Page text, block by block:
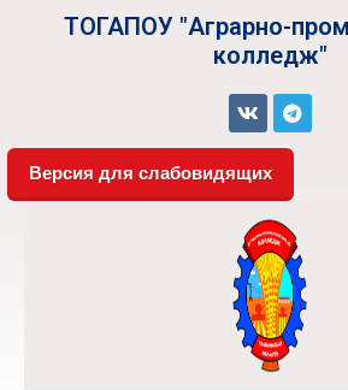
ТОГАПОУ "Аграрно-
колледж"
Версия для слабовидящих